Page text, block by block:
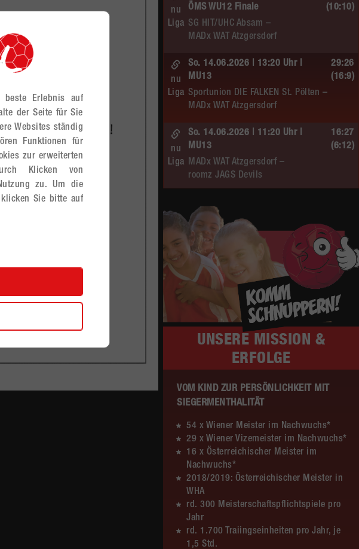
ÖMS WU12 Finale
SG HIT/UHC Absam –
MADx WAT Atzgersdorf
nu
Liga
(10:10)
So. 14.06.2026 | 13:20 Uhr |
MU13
Sportunion DIE FALKEN St. Pölten –
MADx WAT Atzgersdorf
nu
Liga
29:26
(16:9)
So. 14.06.2026 | 11:20 Uhr |
MU13
MADx WAT Atzgersdorf –
roomz JAGS Devils
nu
Liga
16:27
(6:12)
ÖMS WU12 HF
SC HIT/UHC Absam –
MADx WAT Atzgersdorf
Liga
Sa. 13.06.2026 | 19:05 Uhr |
WU12
MADx WAT Atzgersdorf –
HIB Handball Graz
nu
30:19
(16:7)
Sa. 13.06.2026 | 14:30 Uhr |
Hypo NÖ –
MADx WAT Atzgersdorf
Liga
WU12
MADx WAT Atzgersdorf –
HC LINZ AG Ladies
nu
Liga
So. 07.06.2026 | 14:30 Uhr |
WU18
MADx WAT Atzgersdorf –
HIB Handball Graz
Liga
23:22
UNSERE MISSION &
ERFOLGE
VOM KIND ZUR PERSÖNLICHKEIT MIT
SIEGERMENTHALITÄT
54 x Wiener Meister im Nachwuchs*
29 x Wiener Vizemeister im Nachwuchs*
16 x Österreichischer Meister im
Nachwuchs*
2018/2019: Österreichischer Meister in
WHA
rd. 300 Meisterschaftspflichtspiele pro
Jahr
rd. 1.700 Traiingseinheiten pro Jahr, je
1,5 Std.
beste Erlebnis auf
der Seite für Sie
Websites ständig
Funktionen für
zur erweiterten
Klicken von
zu. Um die
Sie bitte auf